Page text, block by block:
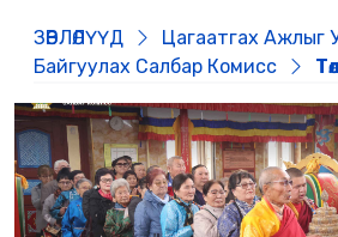
ЗӨВЛӨЛҮҮД
Цагаатгах Ажлыг
Байгуулах Салбар Комисс